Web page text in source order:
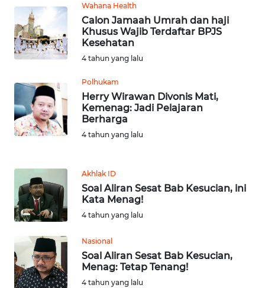
Wahana Health
Calon Jamaah Umrah dan haji
Khusus Wajib Terdaftar BPJS
Kesehatan
4 tahun yang lalu
Polhukam
Herry Wirawan Divonis Mati,
Kemenag: Jadi Pelajaran
Berharga
4 tahun yang lalu
Akhlak ID
Soal Aliran Sesat Bab Kesucian, ini
Kata Menag!
4 tahun yang lalu
Nasional
Soal Aliran Sesat Bab Kesucian,
Menag: Tetap Tenang!
4 tahun yang lalu
WN
DANAU
TOBA
WN
WN
LANGKAT
SELATAN
WN
TANJUNG
WN
KARO